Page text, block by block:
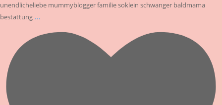
unendlicheliebe mummyblogger familie soklein schwanger baldmama
bestattung ...